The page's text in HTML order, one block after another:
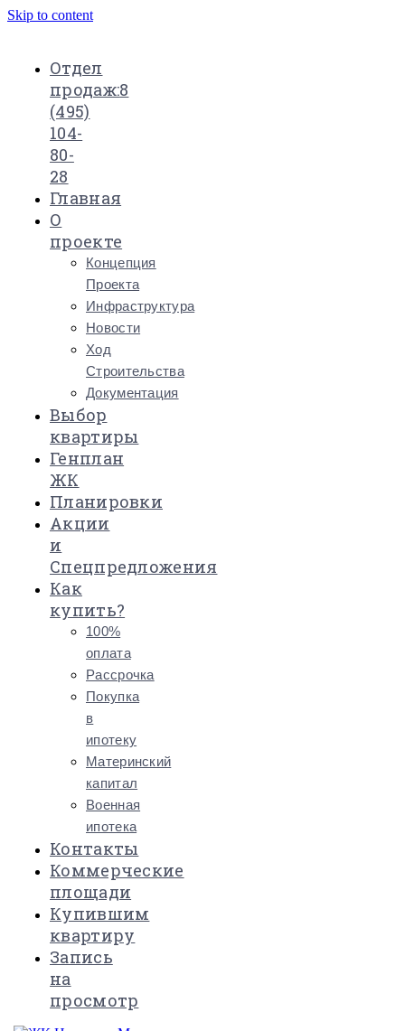
Skip to content
Отдел
продаж:8
(495)
104-
80-
28
Главная
О
проекте
Концепция
Проекта
Инфраструктура
Новости
Ход
Строительства
Документация
Выбор
квартиры
Генплан
ЖК
Планировки
Акции
и
Спецпредложения
Как
купить?
100%
оплата
Рассрочка
Покупка
в
ипотеку
Материнский
капитал
Военная
ипотека
Контакты
Коммерческие
площади
Купившим
квартиру
Запись
на
просмотр